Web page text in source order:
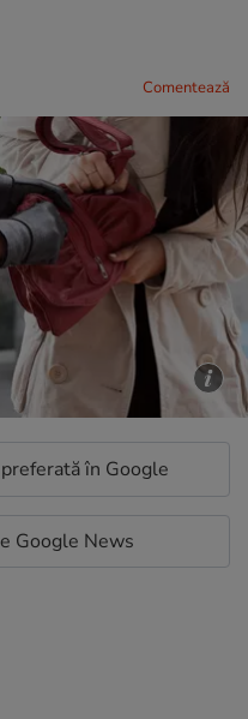
Comentează
în Google
Google News